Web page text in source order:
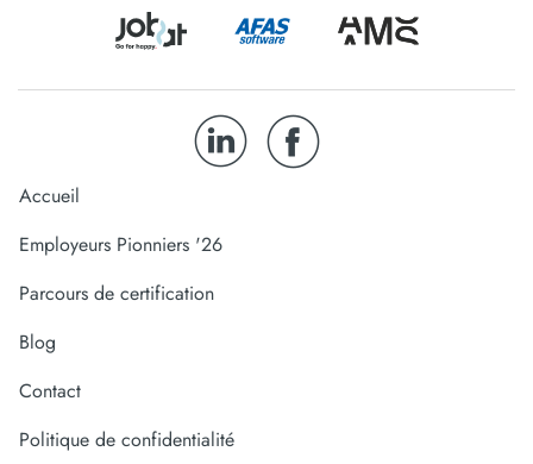
Accueil
Employeurs Pionniers '26
Parcours de certification
Blog
Contact
Politique de confidentialité